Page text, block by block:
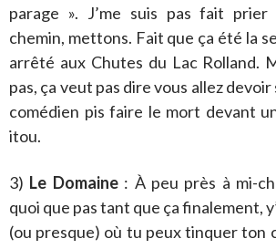
parage ». J’me suis pas fait
chemin, mettons. Fait que ça été la
arrêté aux Chutes du Lac Rolland.
pas, ça veut pas dire vous allez
comédien pis faire le mort devant
itou.
3) Le Domaine : À peu près à mi-
quoi que pas tant que ça finalement,
(ou presque) où tu peux tinquer ton